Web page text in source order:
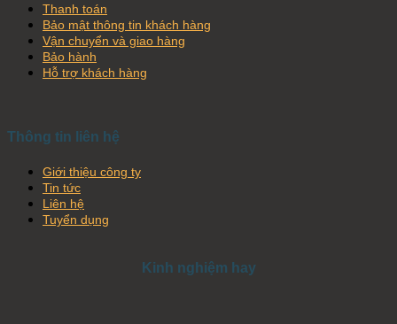
Thanh toán
Bảo mật thông tin khách hàng
Vận chuyển và giao hàng
Bảo hành
Hỗ trợ khách hàng
Thông tin liên hệ
Giới thiệu công ty
Tin tức
Liên hệ
Tuyển dụng
Kinh nghiệm hay